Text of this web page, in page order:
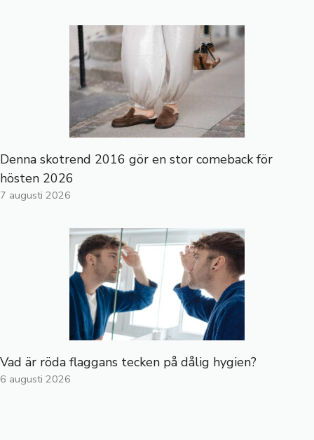
Denna skotrend 2016 gör en stor comeback för
hösten 2026
7 augusti 2026
Vad är röda flaggans tecken på dålig hygien?
6 augusti 2026